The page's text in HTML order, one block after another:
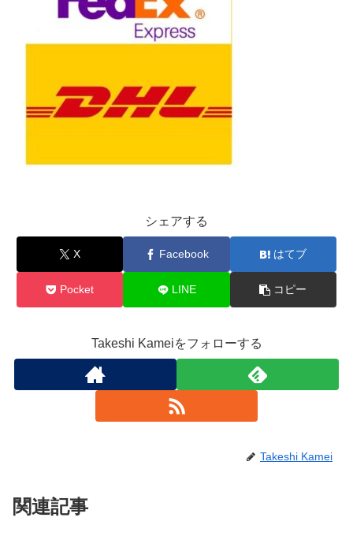
シェアする
X Facebook はてブ
Pocket LINE コピー
Takeshi Kameiをフォローする
Takeshi Kamei
関連記事